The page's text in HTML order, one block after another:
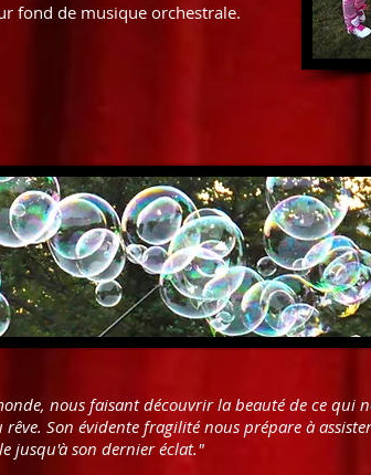
fond de musique orchestrale.
nous faisant découvrir la beauté de ce qui
Son évidente fragilité nous prépare à
jusqu'à son dernier éclat."